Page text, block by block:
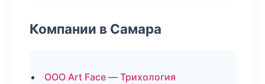
Компании в Самара
ООО Art Face — Трихология